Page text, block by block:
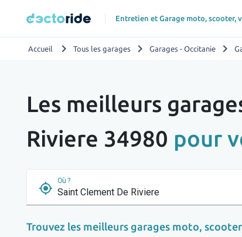
Entretien et Garage moto, scooter,
Accueil chevron_right Tous les garages chevron_right Garages - Occitanie chevron_right
Les meilleurs
Riviere 34980 pour
my_location
Où ?
Trouvez les meilleurs garages moto,